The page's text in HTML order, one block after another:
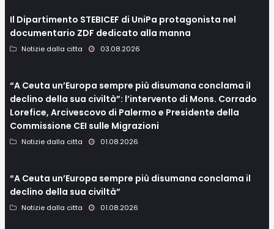
Il Dipartimento STEBICEF di UniPa protagonista nel
documentario ZDF dedicato alla manna
Notizie dalla citta 03.08.2026
“A Ceuta un’Europa sempre più disumana conclama il
declino della sua civiltà”: l’intervento di Mons. Corrado
Lorefice, Arcivescovo di Palermo e Presidente della
Commissione CEI sulle Migrazioni
Notizie dalla citta 01.08.2026
“A Ceuta un’Europa sempre più disumana conclama il
declino della sua civiltà”
Notizie dalla citta 01.08.2026